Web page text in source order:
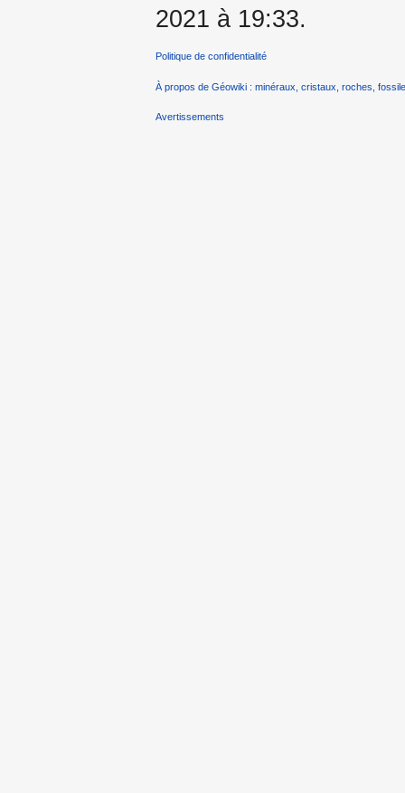
2021 à 19:33.
Politique de confidentialité
À propos de Géowiki : minéraux, cristaux, roches,
Avertissements